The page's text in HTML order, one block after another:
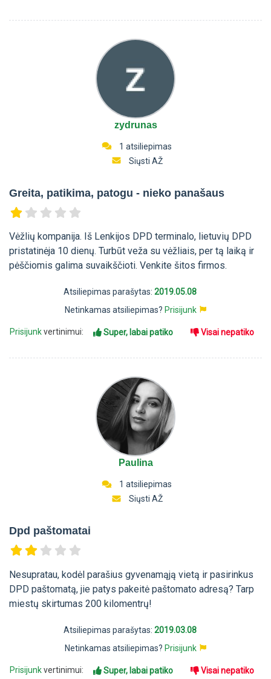
zydrunas
1 atsiliepimas
Siųsti AŽ
Greita, patikima, patogu - nieko panašaus
Vėžlių kompanija. Iš Lenkijos DPD terminalo, lietuvių DPD
pristatinėja 10 dienų. Turbūt veža su vėžliais, per tą laiką ir
pėščiomis galima suvaikščioti. Venkite šitos firmos.
Atsiliepimas parašytas: 2019.05.08
Netinkamas atsiliepimas? Prisijunk
Prisijunkvertinimui: Super, labai patiko Visai nepatiko
Paulina
1 atsiliepimas
Siųsti AŽ
Dpd paštomatai
Nesupratau, kodėl parašius gyvenamąją vietą ir pasirinkus
DPD paštomatą, jie patys pakeitė paštomato adresą? Tarp
miestų skirtumas 200 kilomentrų!
Atsiliepimas parašytas: 2019.03.08
Netinkamas atsiliepimas? Prisijunk
Prisijunkvertinimui: Super, labai patiko Visai nepatiko